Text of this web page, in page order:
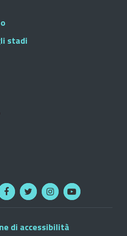
stadi
di accessibilità